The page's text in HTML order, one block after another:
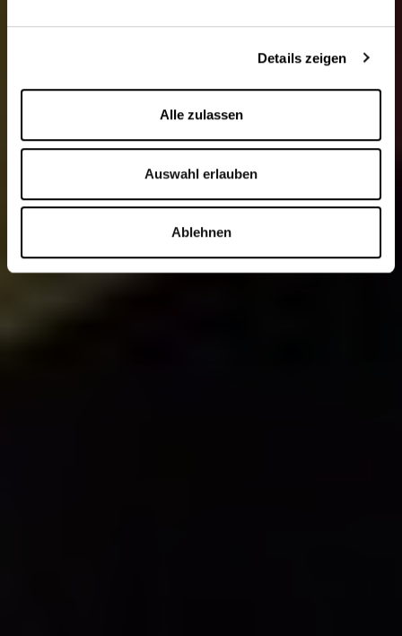
Details zeigen
Alle zulassen
Auswahl erlauben
Ablehnen